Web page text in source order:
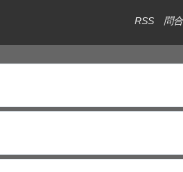
RSS 問